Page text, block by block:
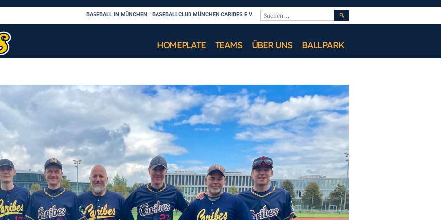
BASEBALL IN MÜNCHEN BASEBALLCLUB MÜNCHEN CARIBES E.V.
HOMEPLATE TEAMS ÜBER UNS BALLPARK
SUCHEN